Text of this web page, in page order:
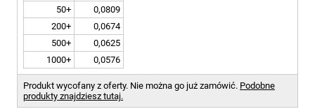
50+
0,0809
200+
0,0674
500+
0,0625
1000+
0,0576
Produkt wycofany z oferty. Nie można go już zamówić. Podobne
produkty znajdziesz tutaj.